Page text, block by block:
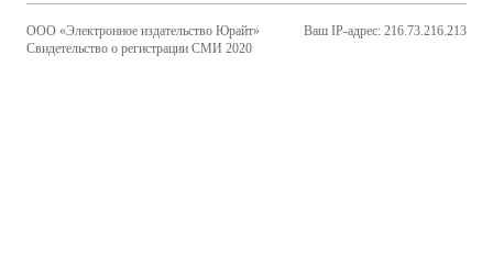
ООО «Электронное издательство Юрайт»
Свидетельство о регистрации СМИ 2020
Ваш IP-адрес: 216.73.216.213